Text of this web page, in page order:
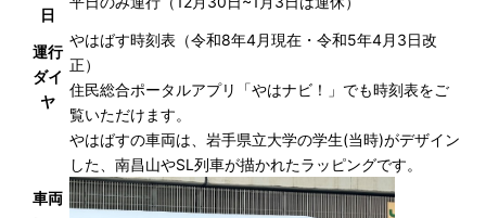
日
運行
ダイ
ヤ
やはばす時刻表（令和8年4月現在・令和5年4月3日改
正）
住民総合ポータルアプリ「やはナビ！」でも時刻表をご
覧いただけます。
車両
やはばすの車両は、岩手県立大学の学生(当時)がデザイン
した、南昌山やSL列車が描かれたラッピングです。